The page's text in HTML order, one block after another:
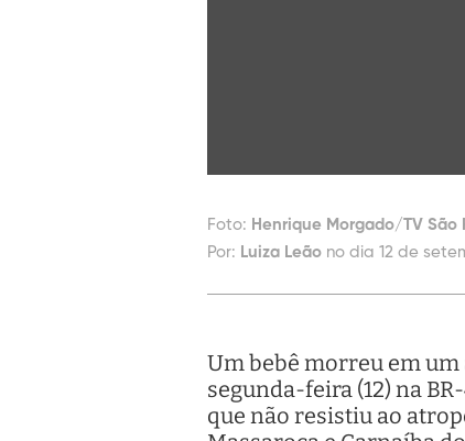
Foto: Henrique Morgado/TV São
Por: Luiza Leão no dia 12 de
Um bebê morreu em
segunda-feira (12) na
que não resistiu ao